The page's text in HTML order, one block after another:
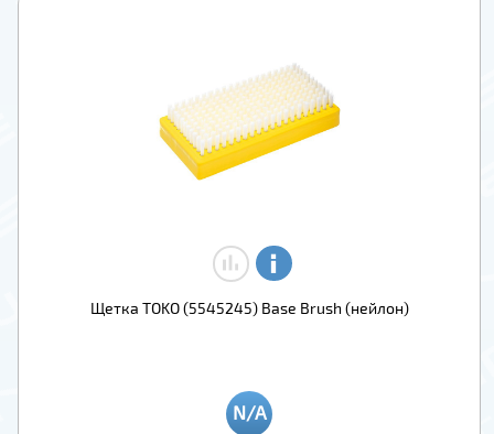
Щетка TOKO (5545245) Base Brush (нейлон)